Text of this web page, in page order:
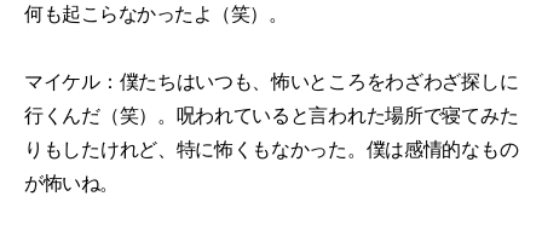
何も起こらなかったよ（笑）。
マイケル：僕たちはいつも、怖いところをわざわざ探しに
行くんだ（笑）。呪われていると言われた場所で寝てみた
りもしたけれど、特に怖くもなかった。僕は感情的なもの
が怖いね。